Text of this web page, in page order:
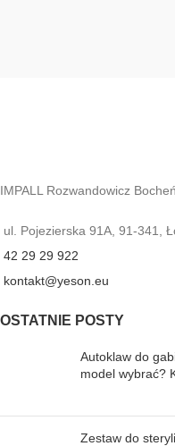
IMPALL Rozwandowicz
ul. Pojezierska 91A, 91-341,
42 29 29 922
kontakt@yeson.eu
OSTATNIE POSTY
Autoklaw do
model wybrać?
Zestaw do